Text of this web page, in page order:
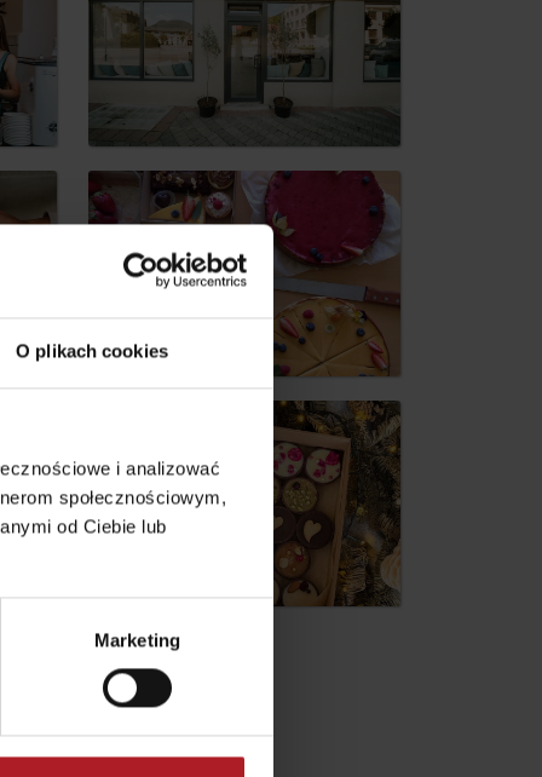
O plikach cookies
i analizować
społecznościowym,
od Ciebie lub
Marketing